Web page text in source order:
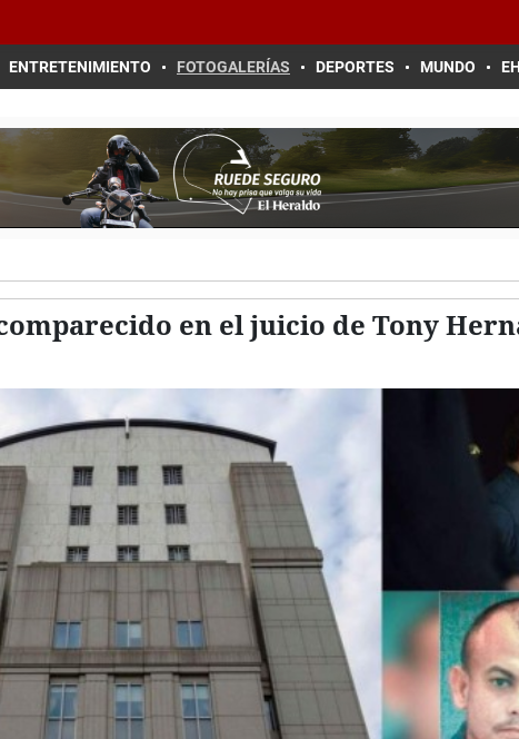
ENTRETENIMIENTO FOTOGALERÍAS DEPORTES MUNDO
en el juicio de Tony